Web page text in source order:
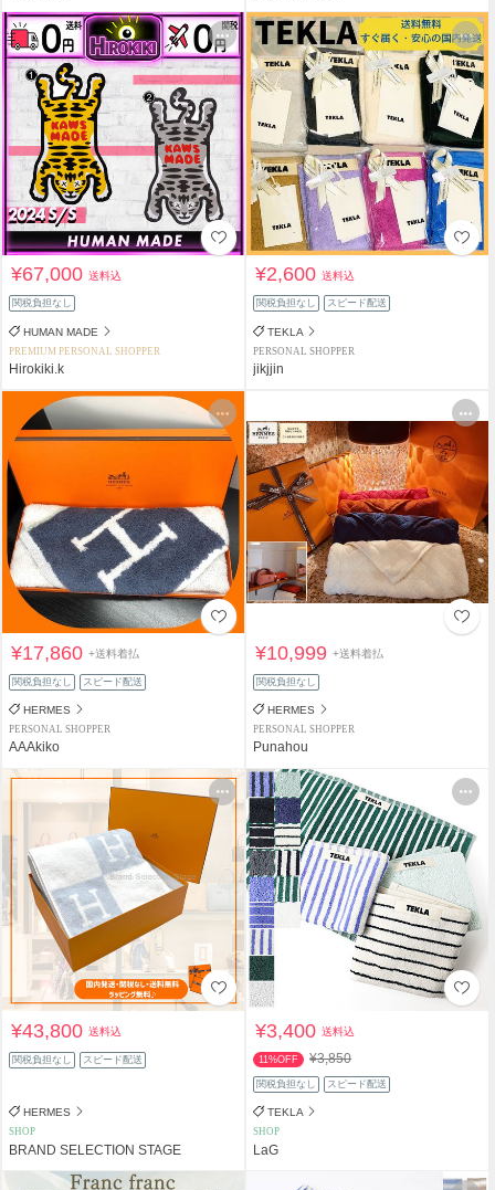
¥67,000送料込
関税負担なし
HUMAN MADE
PREMIUM PERSONAL SHOPPER
Hirokiki.k
¥2,600送料込
関税負担なし スピード配送
TEKLA
PERSONAL SHOPPER
jikjjin
¥17,860+送料着払
関税負担なし スピード配送
HERMES
PERSONAL SHOPPER
AAAkiko
¥10,999+送料着払
関税負担なし
HERMES
PERSONAL SHOPPER
Punahou
¥43,800送料込
関税負担なし スピード配送
HERMES
SHOP
BRAND SELECTION STAGE
¥3,400送料込
11%OFF ¥3,850
関税負担なし スピード配送
TEKLA
SHOP
LaG